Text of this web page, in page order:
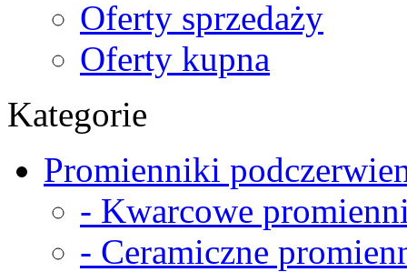
Oferty sprzedaży
Oferty kupna
Kategorie
Promienniki
- Kwarcowe
- Ceramiczne